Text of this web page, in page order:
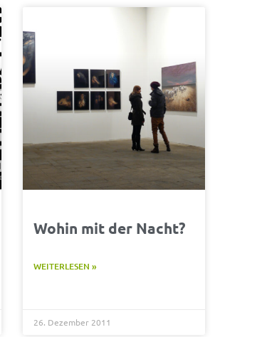
Wohin mit der Nacht?
WEITERLESEN »
26. Dezember 2011